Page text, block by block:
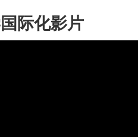
际化影片